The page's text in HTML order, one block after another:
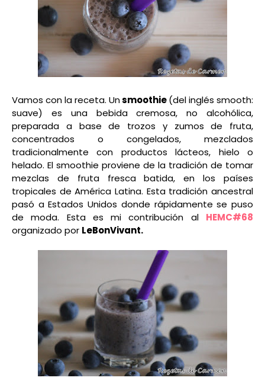
Vamos con la receta. Unsmoothie(del inglés smooth:
suave) es una bebida cremosa, no alcohólica,
preparada a base de trozos y zumos de fruta,
concentrados o congelados, mezclados
tradicionalmente con productos lácteos, hielo o
helado. El smoothie proviene de la tradición de tomar
mezclas de fruta fresca batida, en los países
tropicales de América Latina. Esta tradición ancestral
pasó a Estados Unidos donde rápidamente se puso
de moda. Esta es mi contribución al HEMC#68
organizado por LeBonVivant.